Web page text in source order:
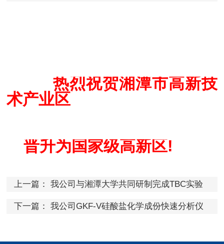
热烈祝贺湘潭市高新技
术产业区
晋升为国家级高新区!
上一篇： 我公司与湘潭大学共同研制完成TBC实验
下一篇： 我公司GKF-V硅酸盐化学成份快速分析仪